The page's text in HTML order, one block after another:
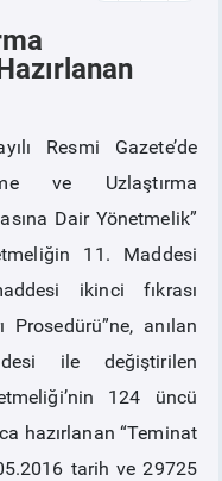
Resmi Gazete’de
ve Uzlaştırma
Dair Yönetmelik”
11. Maddesi
ikinci fıkrası
Prosedürü”ne, anılan
ile değiştirilen
124 üncü
hazırlanan “Teminat
tarih ve 29725